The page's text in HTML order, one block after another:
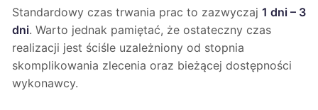
Standardowy czas trwania prac to zazwyczaj 1 dni – 3
dni. Warto jednak pamiętać, że ostateczny czas
realizacji jest ściśle uzależniony od stopnia
skomplikowania zlecenia oraz bieżącej dostępności
wykonawcy.